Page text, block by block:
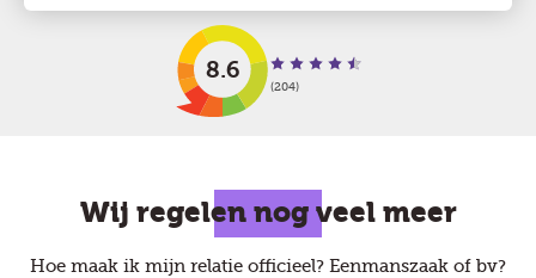
8.6
(204)
Wij regelen nog veel meer
Hoe maak ik mijn relatie officieel? Eenmanszaak of bv?